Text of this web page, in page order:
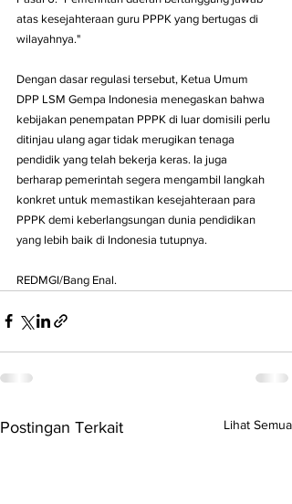
atas kesejahteraan guru PPPK yang bertugas di
wilayahnya."
Dengan dasar regulasi tersebut, Ketua Umum
DPP LSM Gempa Indonesia menegaskan bahwa
kebijakan penempatan PPPK di luar domisili perlu
ditinjau ulang agar tidak merugikan tenaga
pendidik yang telah bekerja keras. Ia juga
berharap pemerintah segera mengambil langkah
konkret untuk memastikan kesejahteraan para
PPPK demi keberlangsungan dunia pendidikan
yang lebih baik di Indonesia tutupnya.
REDMGI/Bang Enal.
Postingan Terkait Lihat Semua